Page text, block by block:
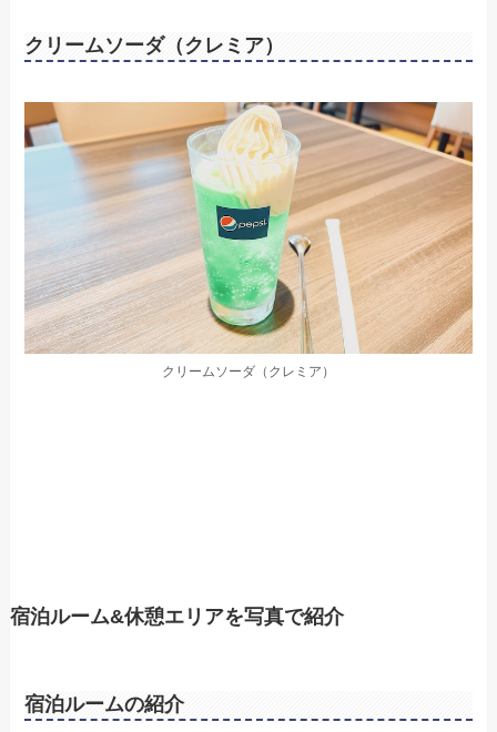
クリームソーダ（クレミア）
クリームソーダ（クレミア）
宿泊ルーム&休憩エリアを写真で紹介
宿泊ルームの紹介